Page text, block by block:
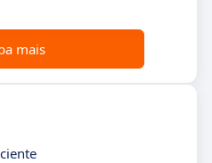
mais